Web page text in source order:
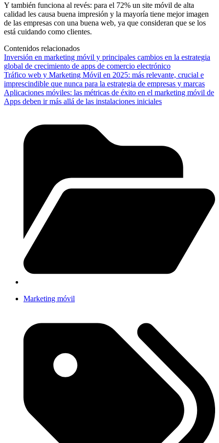
Y también funciona al revés: para el 72% un site móvil de alta
calidad les causa buena impresión y la mayoría tiene mejor imagen
de las empresas con una buena web, ya que consideran que se los
está cuidando como clientes.
Contenidos relacionados
Inversión en marketing móvil y principales cambios en la estrategia
global de crecimiento de apps de comercio electrónico
Tráfico web y Marketing Móvil en 2025: más relevante, crucial e
imprescindible que nunca para la estrategia de empresas y marcas
Aplicaciones móviles: las métricas de éxito en el marketing móvil de
Apps deben ir más allá de las instalaciones iniciales
Marketing móvil